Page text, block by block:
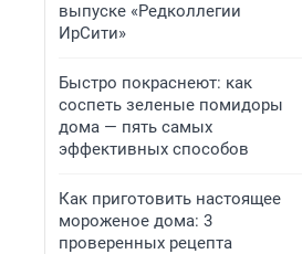
выпуске «Редколлегии
ИрСити»
Быстро покраснеют: как
соспеть зеленые помидоры
дома — пять самых
эффективных способов
Как приготовить настоящее
мороженое дома: 3
проверенных рецепта